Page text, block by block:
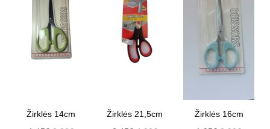
Žirklės 14cm
Žirklės 21,5cm
Žirklės 16cm